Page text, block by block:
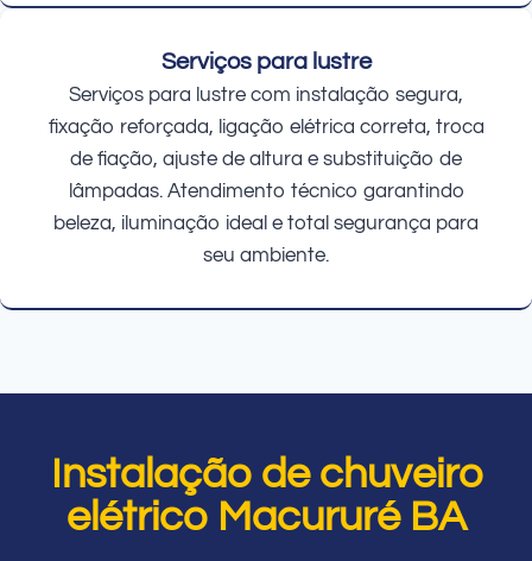
Serviços para lustre
Serviços para lustre com instalação segura,
fixação reforçada, ligação elétrica correta, troca
de fiação, ajuste de altura e substituição de
lâmpadas. Atendimento técnico garantindo
beleza, iluminação ideal e total segurança para
seu ambiente.
Instalação de chuveiro
elétrico Macururé BA